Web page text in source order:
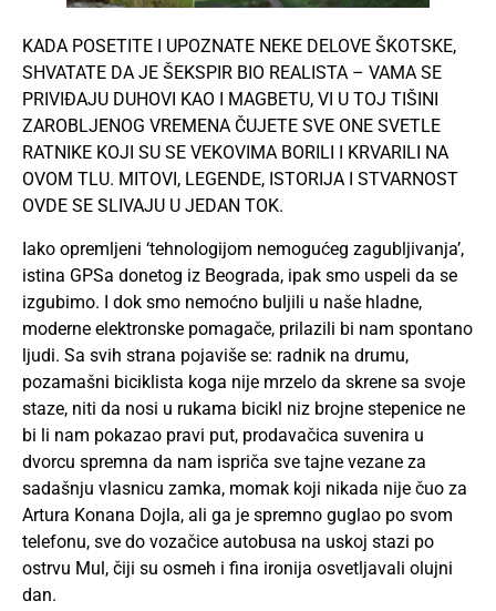
KADA POSETITE I UPOZNATE NEKE DELOVE ŠKOTSKE,
SHVATATE DA JE ŠEKSPIR BIO REALISTA – VAMA SE
PRIVIĐAJU DUHOVI KAO I MAGBETU, VI U TOJ TIŠINI
ZAROBLJENOG VREMENA ČUJETE SVE ONE SVETLE
RATNIKE KOJI SU SE VEKOVIMA BORILI I KRVARILI NA
OVOM TLU. MITOVI, LEGENDE, ISTORIJA I STVARNOST
OVDE SE SLIVAJU U JEDAN TOK.
Iako opremljeni ‘tehnologijom nemogućeg zagubljivanja’,
istina GPSa donetog iz Beograda, ipak smo uspeli da se
izgubimo. I dok smo nemoćno buljili u naše hladne,
moderne elektronske pomagače, prilazili bi nam spontano
ljudi. Sa svih strana pojaviše se: radnik na drumu,
pozamašni biciklista koga nije mrzelo da skrene sa svoje
staze, niti da nosi u rukama bicikl niz brojne stepenice ne
bi li nam pokazao pravi put, prodavačica suvenira u
dvorcu spremna da nam ispriča sve tajne vezane za
sadašnju vlasnicu zamka, momak koji nikada nije čuo za
Artura Konana Dojla, ali ga je spremno guglao po svom
telefonu, sve do vozačice autobusa na uskoj stazi po
ostrvu Mul, čiji su osmeh i fina ironija osvetljavali olujni
dan.